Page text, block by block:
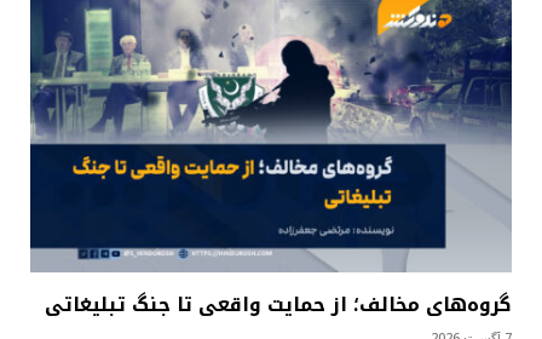
گروه‌های مخالف؛ از حمایت واقعی تا جنگ تبلیغاتی